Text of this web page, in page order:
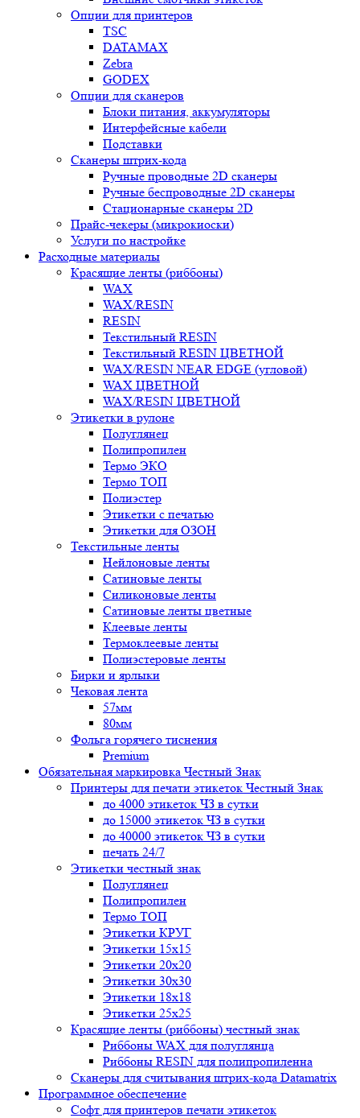
Опции для принтеров
TSC
DATAMAX
Zebra
GODEX
Опции для сканеров
Блоки питания, аккумуляторы
Интерфейсные кабели
Подставки
Сканеры штрих-кода
Ручные проводные 2D сканеры
Ручные беспроводные 2D сканеры
Стационарные сканеры 2D
Прайс-чекеры (микрокиоски)
Услуги по настройке
Расходные материалы
Красящие ленты (риббоны)
WAX
WAX/RESIN
RESIN
Текстильный RESIN
Текстильный RESIN ЦВЕТНОЙ
WAX/RESIN NEAR EDGE (угловой)
WAX ЦВЕТНОЙ
WAX/RESIN ЦВЕТНОЙ
Этикетки в рулоне
Полуглянец
Полипропилен
Термо ЭКО
Термо ТОП
Полиэстер
Этикетки с печатью
Этикетки для ОЗОН
Текстильные ленты
Нейлоновые ленты
Сатиновые ленты
Силиконовые ленты
Сатиновые ленты цветные
Клеевые ленты
Термоклеевые ленты
Полиэстеровые ленты
Бирки и ярлыки
Чековая лента
57мм
80мм
Фольга горячего тиснения
Premium
Обязательная маркировка Честный Знак
Принтеры для печати этикеток Честный Знак
до 4000 этикеток ЧЗ в сутки
до 15000 этикеток ЧЗ в сутки
до 40000 этикеток ЧЗ в сутки
печать 24/7
Этикетки честный знак
Полуглянец
Полипропилен
Термо ТОП
Этикетки КРУГ
Этикетки 15х15
Этикетки 20х20
Этикетки 30х30
Этикетки 18х18
Этикетки 25х25
Красящие ленты (риббоны) честный знак
Риббоны WAX для полуглянца
Риббоны RESIN для полипропиленна
Сканеры для считывания штрих-кода Datamatrix
Программное обеспечение
Софт для принтеров печати этикеток